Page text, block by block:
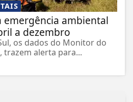
emergência ambiental
a dezembro
os dados do Monitor do
trazem alerta para...